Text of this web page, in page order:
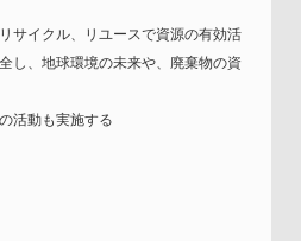
サイクル、リユースで資源の有効活
し、地球環境の未来や、廃棄物の資
活動も実施する